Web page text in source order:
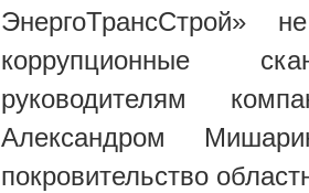
ЭнергоТрансСтрой»
коррупционные
руководителям
Александром
покровительство